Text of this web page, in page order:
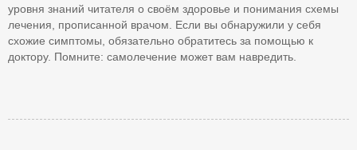
уровня знаний читателя о своём здоровье и понимания схемы
лечения, прописанной врачом. Если вы обнаружили у себя
схожие симптомы, обязательно обратитесь за помощью к
доктору. Помните: самолечение может вам навредить.